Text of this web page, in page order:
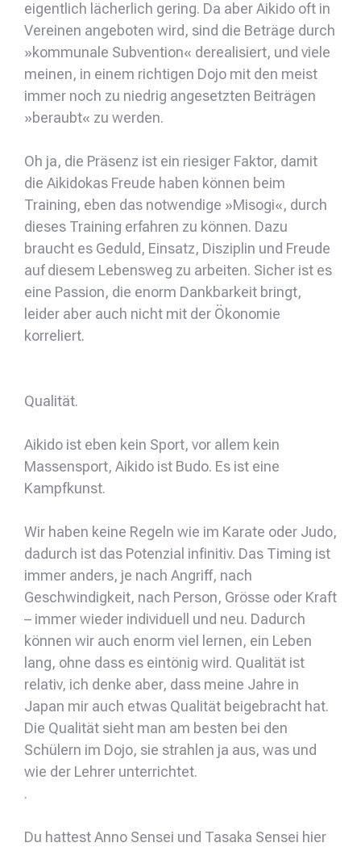
eigentlich lächerlich gering. Da aber Aikido oft in
Vereinen angeboten wird, sind die Beträge durch
»kommunale Subvention« derealisiert, und viele
meinen, in einem richtigen Dojo mit den meist
immer noch zu niedrig angesetzten Beiträgen
»beraubt« zu werden.
Oh ja, die Präsenz ist ein riesiger Faktor, damit
die Aikidokas Freude haben können beim
Training, eben das notwendige »Misogi«, durch
dieses Training erfahren zu können. Dazu
braucht es Geduld, Einsatz, Disziplin und Freude
auf diesem Lebensweg zu arbeiten. Sicher ist es
eine Passion, die enorm Dankbarkeit bringt,
leider aber auch nicht mit der Ökonomie
korreliert.
Qualität.
Aikido ist eben kein Sport, vor allem kein
Massensport, Aikido ist Budo. Es ist eine
Kampfkunst.
Wir haben keine Regeln wie im Karate oder Judo,
dadurch ist das Potenzial infinitiv. Das Timing ist
immer anders, je nach Angriff, nach
Geschwindigkeit, nach Person, Grösse oder Kraft
– immer wieder individuell und neu. Dadurch
können wir auch enorm viel lernen, ein Leben
lang, ohne dass es eintönig wird. Qualität ist
relativ, ich denke aber, dass meine Jahre in
Japan mir auch etwas Qualität beigebracht hat.
Die Qualität sieht man am besten bei den
Schülern im Dojo, sie strahlen ja aus, was und
wie der Lehrer unterrichtet.
.
Du hattest Anno Sensei und Tasaka Sensei hier